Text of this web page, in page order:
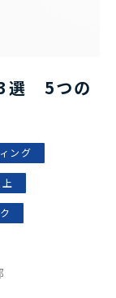
選 5つの
ング